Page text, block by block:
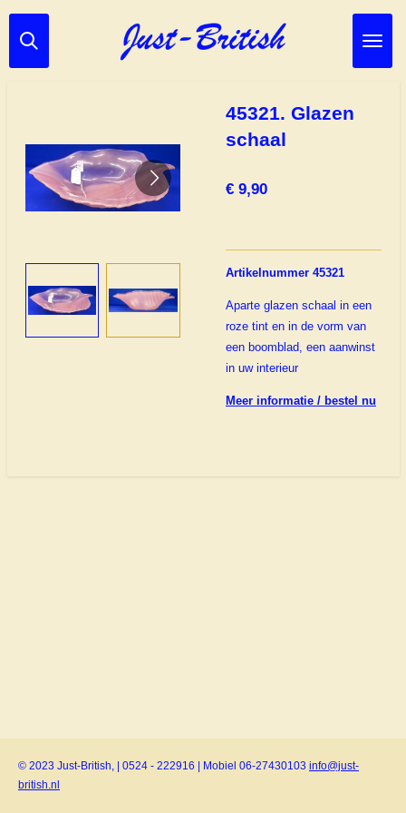
Ga
direct
45321. Glazen
schaal
€ 9,90
Artikelnummer 45321
Aparte glazen schaal in een
roze tint en in de vorm van
een boomblad, een aanwinst
in uw interieur
Meer informatie / bestel nu
© 2023 Just-British, | 0524 - 222916 | Mobiel 06-27430103 info@just-
british.nl